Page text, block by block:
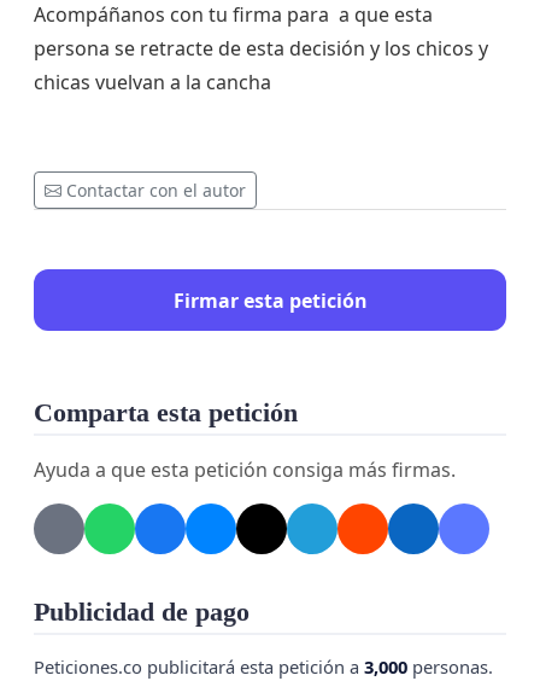
Acompáñanos con tu firma para a que esta
persona se retracte de esta decisión y los chicos y
chicas vuelvan a la cancha
Contactar con el autor
Firmar esta petición
Comparta esta petición
Ayuda a que esta petición consiga más firmas.
Publicidad de pago
Peticiones.co publicitará esta petición a 3,000 personas.